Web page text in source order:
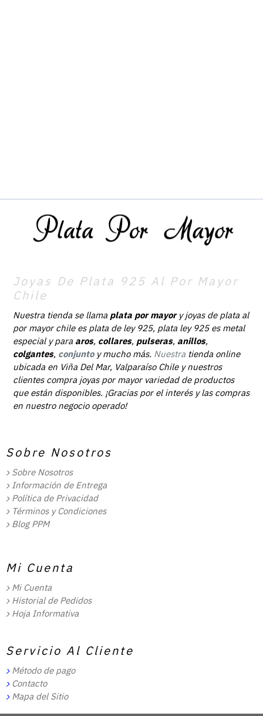
Joyas De Plata 925 Al Por Mayor
Chile
Nuestra tienda se llama plata por mayory joyas de plata al
por mayor chile es plata de ley 925, plata ley 925 es metal
especial y para aros, collares, pulseras, anillos,
colgantes, conjunto y mucho más. Nuestra tienda online
ubicada en Viña Del Mar, Valparaíso Chile y nuestros
clientes compra joyas por mayor variedad de productos
que están disponibles. ¡Gracias por el interés y las compras
en nuestro negocio operado!
Sobre Nosotros
Sobre Nosotros
Información de Entrega
Política de Privacidad
Términos y Condiciones
Blog PPM
Mi Cuenta
Mi Cuenta
Historial de Pedidos
Hoja Informativa
Servicio Al Cliente
Método de pago
Contacto
Mapa del Sitio